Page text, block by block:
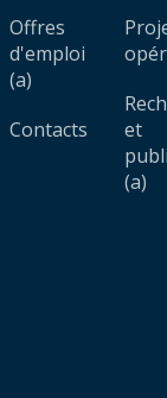
Offres
d'emploi
(a)
Contacts
et
(a)